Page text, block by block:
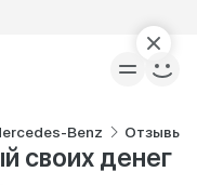
Benz Отзывы о
своих денег